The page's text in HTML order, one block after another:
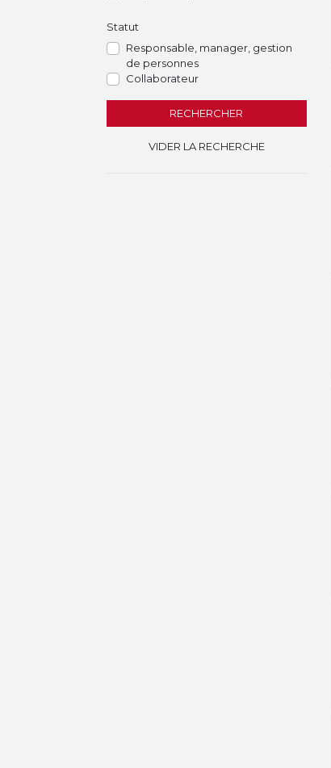
Statut
Responsable, manager, gestion
de personnes
Collaborateur
RECHERCHER
VIDER LA RECHERCHE